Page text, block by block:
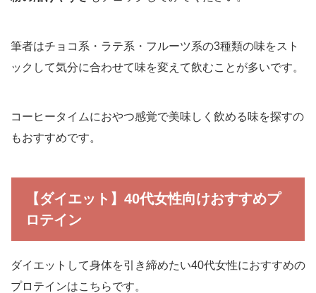
筆者はチョコ系・ラテ系・フルーツ系の3種類の味をスト
ックして気分に合わせて味を変えて飲むことが多いです。
コーヒータイムにおやつ感覚で美味しく飲める味を探すの
もおすすめです。
【ダイエット】40代女性向けおすすめプ
ロテイン
ダイエットして身体を引き締めたい40代女性におすすめの
プロテインはこちらです。